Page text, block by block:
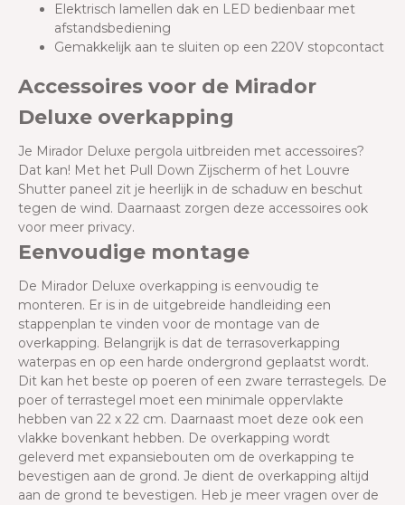
Elektrisch lamellen dak en LED bedienbaar met
afstandsbediening
Gemakkelijk aan te sluiten op een 220V stopcontact
Accessoires voor de Mirador
Deluxe overkapping
Je Mirador Deluxe pergola uitbreiden met accessoires?
Dat kan! Met het Pull Down Zijscherm of het Louvre
Shutter paneel zit je heerlijk in de schaduw en beschut
tegen de wind. Daarnaast zorgen deze accessoires ook
voor meer privacy.
Eenvoudige montage
De Mirador Deluxe overkapping is eenvoudig te
monteren. Er is in de uitgebreide handleiding een
stappenplan te vinden voor de montage van de
overkapping. Belangrijk is dat de terrasoverkapping
waterpas en op een harde ondergrond geplaatst wordt.
Dit kan het beste op poeren of een zware terrastegels. De
poer of terrastegel moet een minimale oppervlakte
hebben van 22 x 22 cm. Daarnaast moet deze ook een
vlakke bovenkant hebben. De overkapping wordt
geleverd met expansiebouten om de overkapping te
bevestigen aan de grond. Je dient de overkapping altijd
aan de grond te bevestigen. Heb je meer vragen over de